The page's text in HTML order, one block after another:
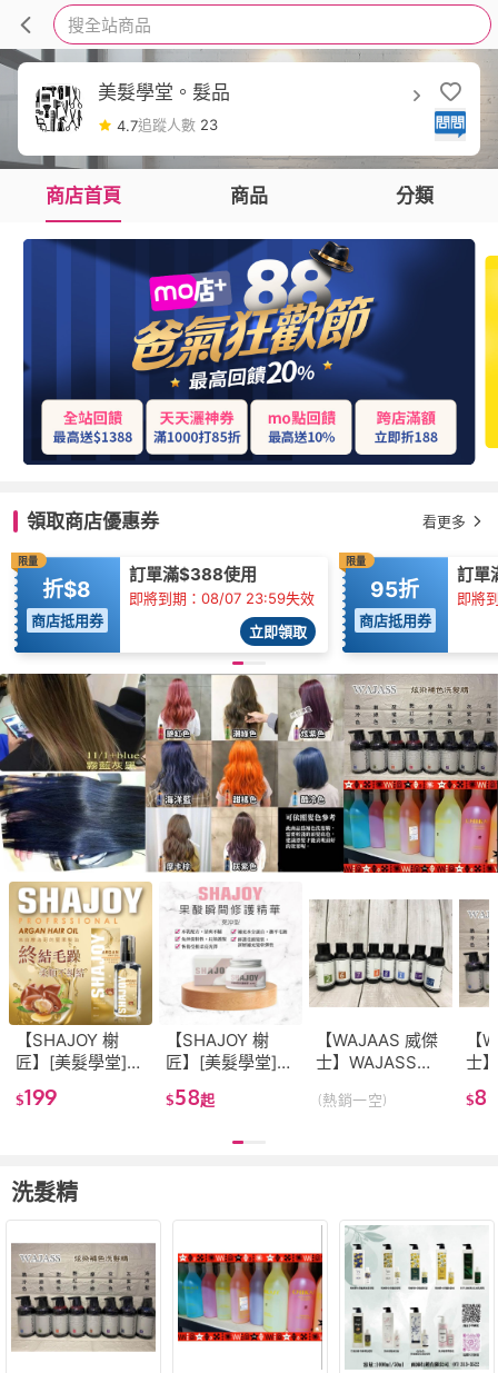
搜全站商品
美髮學堂。髮品
4.7追蹤人數 23
商店首頁 商品 分類
領取商店優惠券 看更多
限量
折$8
商店抵用券
訂單滿$388使用
即將到期：08/07 23:59失效
立即領取
限量
95折
商店抵用券
訂單
即將
【SHAJOY 榭
匠】[美髮學堂]
SHAJOY 榭匠 摩
洛哥堅果油 新包
$199
【SHAJOY 榭
匠】[美髮學堂]
榭匠 SHAJOY 果
酸瞬間修護精華
$58起
【WAJAAS 威傑
士】WAJASS威
補色洗髮精 60ml
(熱銷一空)
【
士
傑
補
$
洗髮精